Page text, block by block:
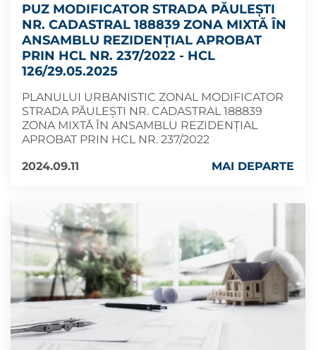
PUZ MODIFICATOR STRADA PĂULEȘTI
NR. CADASTRAL 188839 ZONA MIXTĂ ÎN
ANSAMBLU REZIDENȚIAL APROBAT
PRIN HCL NR. 237/2022 - HCL
126/29.05.2025
PLANULUI URBANISTIC ZONAL MODIFICATOR
STRADA PĂULEȘTI NR. CADASTRAL 188839
ZONA MIXTĂ ÎN ANSAMBLU REZIDENȚIAL
APROBAT PRIN HCL NR. 237/2022
2024.09.11
MAI DEPARTE